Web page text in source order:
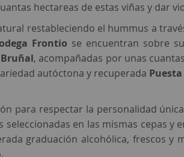
hectareas de estas viñas y dar
restableciendo el hummus a
Frontio se encuentran sobre
Bruñal, acompañadas por unas
autóctona y recuperada
para respectar la personalidad
en las mismas cepas y
graduación alcohólica, frescos y